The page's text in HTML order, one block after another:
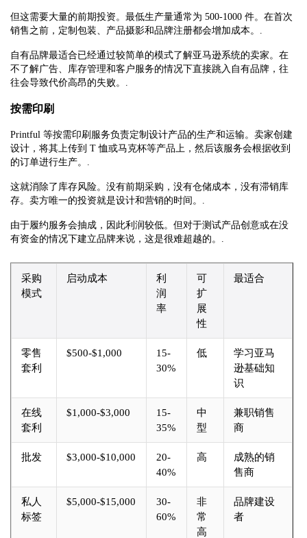
但这需要大量的前期投资。最低生产量通常为 500-1000 件。在首次
销售之前，定制包装、产品摄影和品牌注册都会增加成本。.
自有品牌最适合已经通过较简单的模式了解亚马逊系统的卖家。在
不了解广告、库存管理和客户服务的情况下直接跳入自有品牌，往
往会导致代价高昂的失败。.
按需印刷
Printful 等按需印刷服务负责定制设计产品的生产和运输。卖家创建
设计，将其上传到 T 恤或马克杯等产品上，然后该服务会根据收到
的订单进行生产。.
这就消除了库存风险。没有前期采购，没有仓储成本，没有滞销库
存。卖方唯一的投资就是设计和营销的时间。.
由于履约服务会抽成，因此利润较低。但对于测试产品创意或在没
有资金的情况下建立品牌来说，这是很难超越的。.
采购
模式
启动成本
利
润
率
可
扩
展
性
最适合
零售
套利
$500-$1,000
15-
30%
低
学习亚马
逊基础知
识
在线
套利
$1,000-$3,000
15-
35%
中
型
兼职销售
商
批发 $3,000-$10,000
20-
40%
高
成熟的销
售商
私人
标签
$5,000-$15,000
30-
60%
非
常
高
品牌建设
者